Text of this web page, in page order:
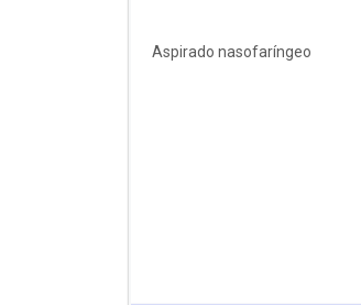
Aspirado nasofaríngeo